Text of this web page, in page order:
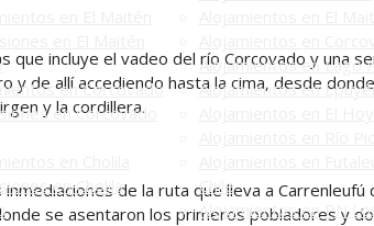
en Corcovado
en Corcovado
en Cholila
Alojamientos en Lago
Alojamientos en
Chile
Alojamientos en PN
que incluye el vadeo del río Corcovado y una
y de allí accediendo hasta la cima, desde
y la cordillera.
de la ruta que lleva a
se asentaron los primeros pobladores y